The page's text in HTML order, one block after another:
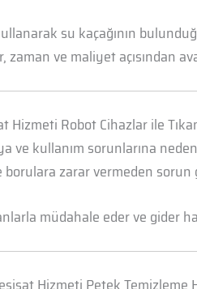
su kaçağının
ve maliyet açısından
Robot Cihazlar ile
kullanım sorunlarına
zarar vermeden sorun
müdahale eder ve gider